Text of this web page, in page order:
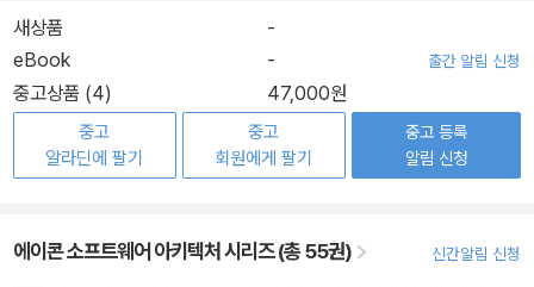
새상품
-
eBook
- 출간 알림 신청
중고상품 (4) 47,000원
중고
알라딘에 팔기
중고
회원에게 팔기
중고 등록
알림 신청
에이콘 소프트웨어 아키텍처 시리즈 (총 55권) 신간알림 신청